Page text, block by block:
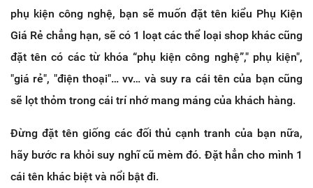
phụ kiện công nghệ, bạn sẽ muốn đặt tên kiểu Phụ Kiện
Giá Rẻ chẳng hạn, sẽ có 1 loạt các thể loại shop khác cũng
đặt tên có các từ khóa “phụ kiện công nghệ”," phụ kiện",
"giá rẻ", "điện thoại"… vv… và suy ra cái tên của bạn cũng
sẽ lọt thỏm trong cái trí nhớ mang máng của khách hàng.
Đừng đặt tên giống các đối thủ cạnh tranh của bạn nữa,
hãy bước ra khỏi suy nghĩ cũ mèm đó. Đặt hẳn cho mình 1
cái tên khác biệt và nổi bật đi.